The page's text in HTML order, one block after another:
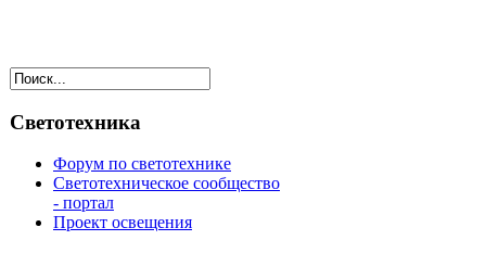
Светотехника
Форум по светотехнике
Светотехническое сообщество
- портал
Проект освещения